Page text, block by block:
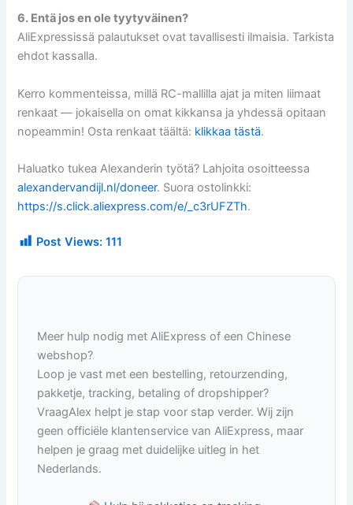
6. Entä jos en ole tyytyväinen?
AliExpressissä palautukset ovat tavallisesti ilmaisia. Tarkista
ehdot kassalla.
Kerro kommenteissa, millä RC-mallilla ajat ja miten liimaat
renkaat — jokaisella on omat kikkansa ja yhdessä opitaan
nopeammin! Osta renkaat täältä: klikkaa tästä.
Haluatko tukea Alexanderin työtä? Lahjoita osoitteessa
alexandervandijl.nl/doneer. Suora ostolinkki:
https://s.click.aliexpress.com/e/_c3rUFZTh.
Post Views: 111
Meer hulp nodig met AliExpress of een Chinese
webshop?
Loop je vast met een bestelling, retourzending,
pakketje, tracking, betaling of dropshipper?
VraagAlex helpt je stap voor stap verder. Wij zijn
geen officiële klantenservice van AliExpress, maar
helpen je graag met duidelijke uitleg in het
Nederlands.